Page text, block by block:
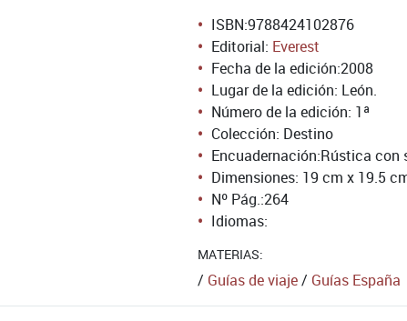
ISBN:9788424102876
Editorial: Everest
Fecha de la edición:2008
Lugar de la edición: León.
Número de la edición: 1ª
Colección: Destino
Encuadernación:Rústica con
Dimensiones: 19 cm x 19.5
Nº Pág.:264
Idiomas:
MATERIAS:
/ Guías de viaje/ Guías España